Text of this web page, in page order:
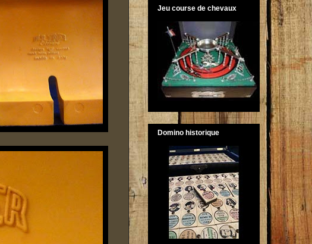
Jeu course de chevaux
Domino historique